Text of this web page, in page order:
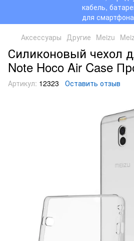
Аксессуары Другие Meizu
Силиконовый чехол
Note Hoco Air Case
Артикул: 12323 Оставить отзыв